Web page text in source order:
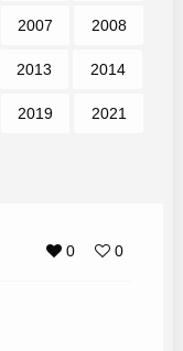
2007 2008
2013 2014
2019 2021
0 0